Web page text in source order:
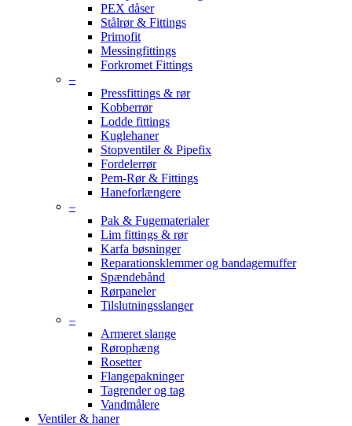
PEX dåser
Stålrør & Fittings
Primofit
Messingfittings
Forkromet Fittings
–
Pressfittings & rør
Kobberrør
Lodde fittings
Kuglehaner
Stopventiler & Pipefix
Fordelerrør
Pem-Rør & Fittings
Haneforlængere
–
Pak & Fugematerialer
Lim fittings & rør
Karfa bøsninger
Reparationsklemmer og bandagemuffer
Spændebånd
Rørpaneler
Tilslutningsslanger
–
Armeret slange
Rørophæng
Rosetter
Flangepakninger
Tagrender og tag
Vandmålere
Ventiler & haner